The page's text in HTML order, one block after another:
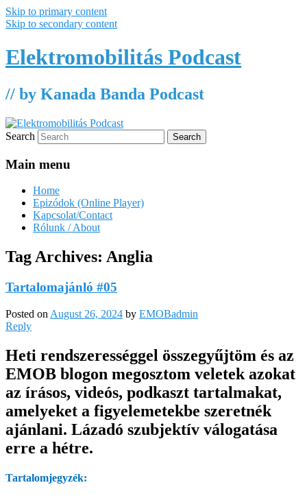
Skip to primary content
Skip to secondary content
Elektromobilitás Podcast
// by Kanada Banda Podcast
Search
Main menu
Home
Epizódok (Online Player)
Kapcsolat/Contact
Rólunk / About
Tag Archives: Anglia
Tartalomajánló #05
Posted on August 26, 2024 by EMOBadmin
Reply
Heti rendszerességgel összegyűjtöm és az
EMOB blogon megosztom veletek azokat
az írásos, videós, podkaszt tartalmakat,
amelyeket a figyelemetekbe szeretnék
ajánlani. Lázadó szubjektív válogatása
erre a hétre.
Tartalomjegyzék: